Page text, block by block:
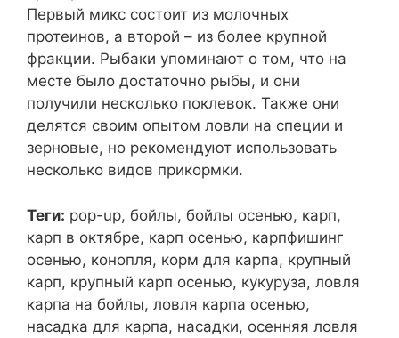
Первый микс состоит из молочных
протеинов, а второй – из более крупной
фракции. Рыбаки упоминают о том, что на
месте было достаточно рыбы, и они
получили несколько поклевок. Также они
делятся своим опытом ловли на специи и
зерновые, но рекомендуют использовать
несколько видов прикормки.
Теги: pop-up, бойлы, бойлы осенью, карп,
карп в октябре, карп осенью, карпфишинг
осенью, конопля, корм для карпа, крупный
карп, крупный карп осенью, кукуруза, ловля
карпа на бойлы, ловля карпа осенью,
насадка для карпа, насадки, осенняя ловля